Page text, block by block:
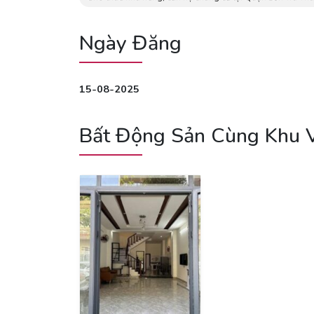
Ngày Đăng
15-08-2025
Bất Động Sản Cùng Khu